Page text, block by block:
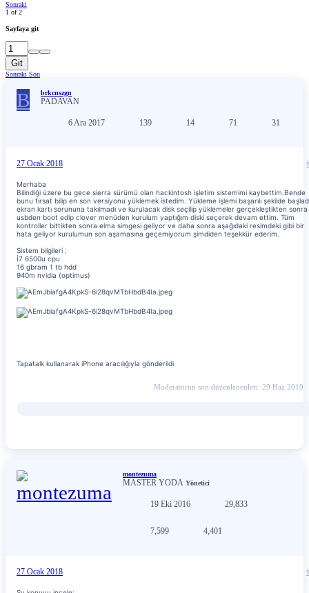
Sonraki
1 of 2
Sayfaya git
Git
Sonraki Son
B brkcnszgn
PADAVAN
6 Ara 2017 139 14 71 31
27 Ocak 2018
Merhaba
Bilindiği üzere bu gece sierra sürümü olan hackintosh işletim sistemimi kaybettim.Bende
bunu fırsat bilip en son versiyonu yüklemek istedim. Yükleme işlemi başarılı şekilde
ekran kartı sorununa takılmadı ve kurulacak disk seçilip yüklemeler gerçekleştikten sonra
usbden boot edip clover menüden kurulum yaptığım diski seçerek devam ettim. Tüm
kontroller bittikten sonra elma simgesi geliyor ve daha sonra aşağıdaki resimdeki gibi bir
hata geliyor kurulumun son aşamasına geçemiyorum şimdiden teşekkür ederim.
Sistem bilgileri ;
İ7 6500u cpu
16 gbram 1 tb hdd
940m nvidia (optimus)
Tapatalk kullanarak iPhone aracılığıyla gönderildi
Moderatörün son düzenlenenleri: 29 Haz 2019
montezuma
MASTER YODA Yönetici
19 Eki 2016 29,833
7,599 4,401
27 Ocak 2018